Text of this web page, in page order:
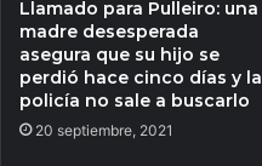
Llamado para Pulleiro: una
madre desesperada
asegura que su hijo se
perdió hace cinco días y la
policía no sale a buscarlo
20 septiembre, 2021